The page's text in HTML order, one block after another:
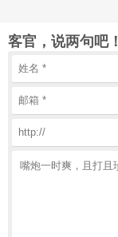
客官，说两句吧！